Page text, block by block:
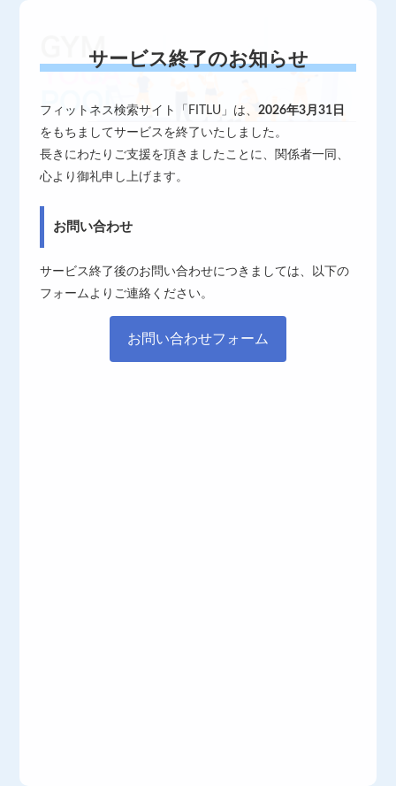
サービス終了のお知らせ
フィットネス検索サイト「FITLU」は、 2026年3月31日
をもちましてサービスを終了いたしました。
長きにわたりご支援を頂きましたことに、関係者一同、
心より御礼申し上げます。
お問い合わせ
サービス終了後のお問い合わせにつきましては、以下の
フォームよりご連絡ください。
お問い合わせフォーム